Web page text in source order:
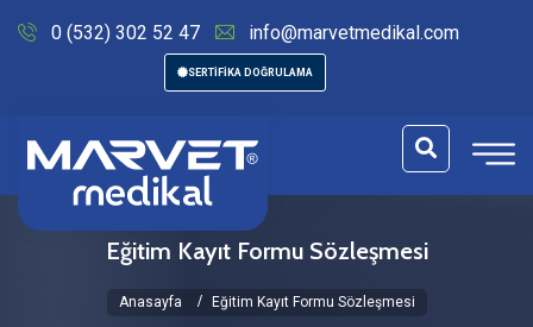
0 (532) 302 52 47 info@marvetmedikal.com
SERTİFİKA DOĞRULAMA
Eğitim Kayıt Formu Sözleşmesi
Anasayfa Eğitim Kayıt Formu Sözleşmesi